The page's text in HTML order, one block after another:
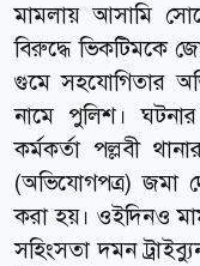
মামলায় আসামি
বিরুদ্ধে ভিকটিমকে
গুমে সহযোগিতার
নামে পুলিশ।
কর্মকর্তা পল্লবী
(অভিযোগপত্র) জমা
করা হয়। ওইদিনও
সহিংসতা দমন